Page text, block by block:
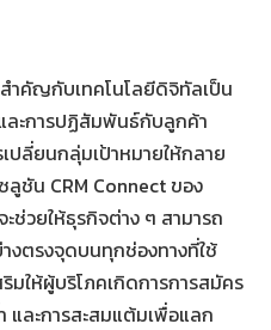
ำคัญกับเทคโนโลยีดิจิทัลเป็น
ละการปฏิสัมพันธ์กับลูกค้า
ปลี่ยนกลุ่มเป้าหมายให้กลาย
ลูชัน CRM Connect ของ
ช่วยให้ธุรกิจต่าง ๆ สามารถ
งตรงจุดบนทุกช่องทางที่ใช้
มให้ผู้บริโภคเกิดการการสมัคร
และการสะสมแต้มเพื่อแลก